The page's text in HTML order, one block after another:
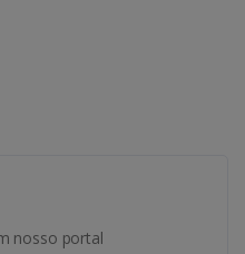
nosso portal